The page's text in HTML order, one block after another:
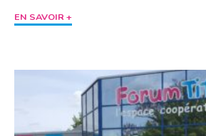
EN SAVOIR +"Actionnariat
Coopératives"